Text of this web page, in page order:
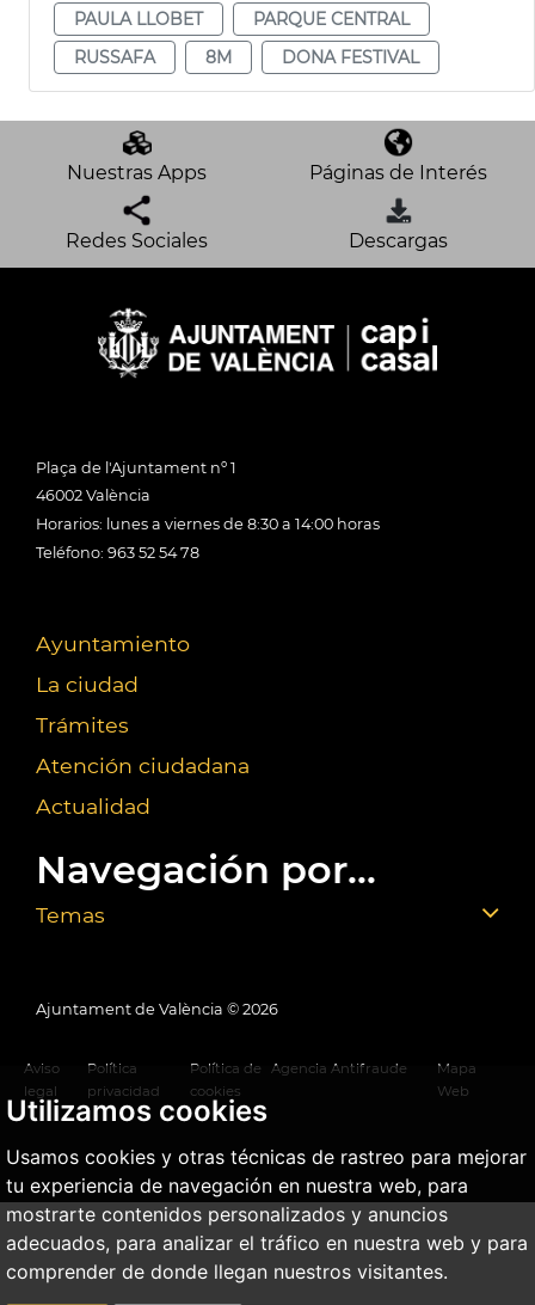
Utilizamos cookies
Usamos cookies y otras técnicas de rastreo para mejorar
tu experiencia de navegación en nuestra web, para
mostrarte contenidos personalizados y anuncios
adecuados, para analizar el tráfico en nuestra web y para
comprender de donde llegan nuestros visitantes.
PAULA LLOBET
PARQUE CENTRAL
RUSSAFA
8M DONA FESTIVAL
Nuestras Apps Páginas de Interés
Redes Sociales Descargas
Plaça de l'Ajuntament nº 1
46002 València
Horarios: lunes a viernes de 8:30 a 14:00 horas
Teléfono: 963 52 54 78
Ayuntamiento
La ciudad
Trámites
Atención ciudadana
Actualidad
Navegación por...
Temas
Ajuntament de València © 2026
Aviso
legal
Política
privacidad
Política de
cookies
Agencia Antifraude
Mapa
Web